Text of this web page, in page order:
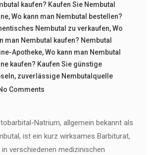
kaufen? Kaufen Sie Nembutal
,Wo kann man Nembutal bestellen?
Nembutal zu verkaufen,Wo
man Nembutal kaufen? Nembutal
Apotheke,Wo kann man Nembutal
kaufen? Kaufen Sie günstige
, zuverlässige Nembutalquelle
Comments
Natrium, allgemein bekannt als
ist ein kurz wirksames Barbiturat,
in verschiedenen medizinischen